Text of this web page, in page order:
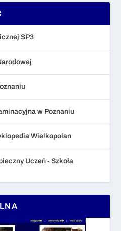
SP3
w Poznaniu
Wielkopolan
Uczeń - Szkoła